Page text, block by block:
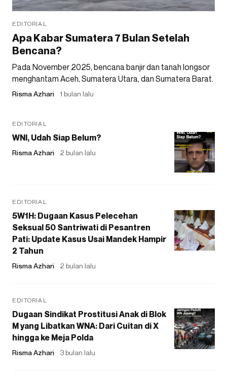
EDITORIAL
Apa Kabar Sumatera 7 Bulan Setelah
Bencana?
Pada November 2025, bencana banjir dan tanah longsor
menghantam Aceh, Sumatera Utara, dan Sumatera Barat.
Risma Azhari 1 bulan lalu
EDITORIAL
WNI, Udah Siap Belum?
Risma Azhari 2 bulan lalu
EDITORIAL
5W1H: Dugaan Kasus Pelecehan
Seksual 50 Santriwati di Pesantren
Pati: Update Kasus Usai Mandek Hampir
2 Tahun
Risma Azhari 2 bulan lalu
EDITORIAL
Dugaan Sindikat Prostitusi Anak di Blok
M yang Libatkan WNA: Dari Cuitan di X
hingga ke Meja Polda
Risma Azhari 3 bulan lalu